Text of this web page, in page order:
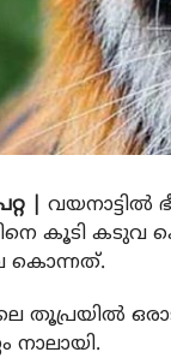
|
വയനാട്ടില്‍
കൂടി കടുവ
കൊന്നത്.
തൂപ്രയില്‍
നാലായി.